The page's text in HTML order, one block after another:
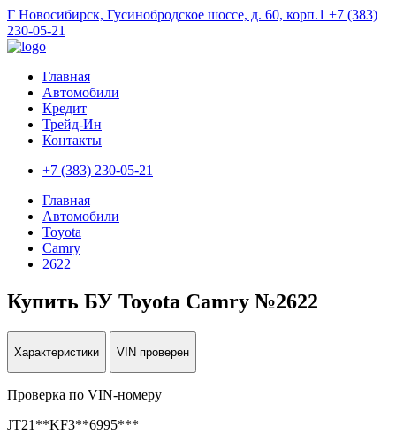
Г Новосибирск, Гусинобродское шоссе, д. 60, корп.1 +7 (383)
230-05-21
Главная
Автомобили
Кредит
Трейд-Ин
Контакты
+7 (383) 230-05-21
Главная
Автомобили
Toyota
Camry
2622
Купить БУ Toyota Camry №2622
Характеристики VIN проверен
Проверка по VIN-номеру
JT21**KF3**6995***